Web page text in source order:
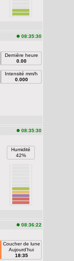
08:35:30
Dernière heure
0.00
Intensité mm/h
0.000
08:35:30
Humidité
42%
08:36:22
Coucher de lune
Aujourd'hui
18:35